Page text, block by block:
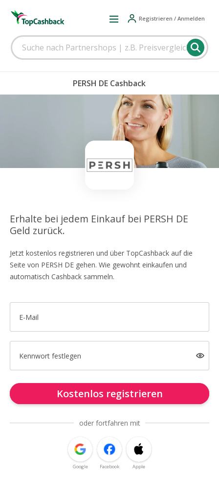
Registrieren / Anmelden
PERSH DE Cashback
Erhalte bei jedem Einkauf bei PERSH DE
Geld zurück.
Jetzt kostenlos registrieren und über TopCashback auf die
Seite von PERSH DE gehen. Wie gewohnt einkaufen und
automatisch Cashback sammeln.
E-Mail
Kennwort festlegen
Kostenlos registrieren
oder fortfahren mit
Google Facebook Apple